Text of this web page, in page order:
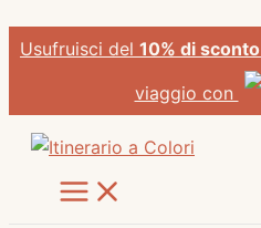
Vai
alUsufruisci del 10% di sconto
viaggio con